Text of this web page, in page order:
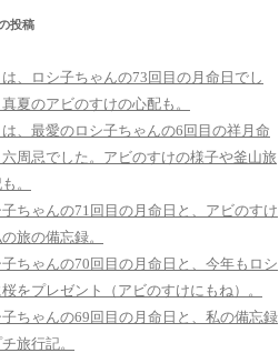
投稿
、ロシ子ちゃんの73回目の月命日でし
夏のアビのすけの心配も。
、最愛のロシ子ちゃんの6回目の祥月命
周忌でした。アビのすけの様子や釜山旅
。
ちゃんの71回目の月命日と、アビのすけ
旅の備忘録。
ちゃんの70回目の月命日と、今年もロシ
をプレゼント（アビのすけにもね）。
ちゃんの69回目の月命日と、私の備忘録
旅行記。